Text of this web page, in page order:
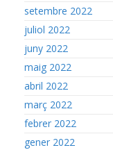
setembre 2022
juliol 2022
juny 2022
maig 2022
abril 2022
març 2022
febrer 2022
gener 2022